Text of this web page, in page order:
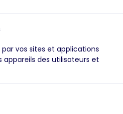
vos sites et applications
appareils des utilisateurs et